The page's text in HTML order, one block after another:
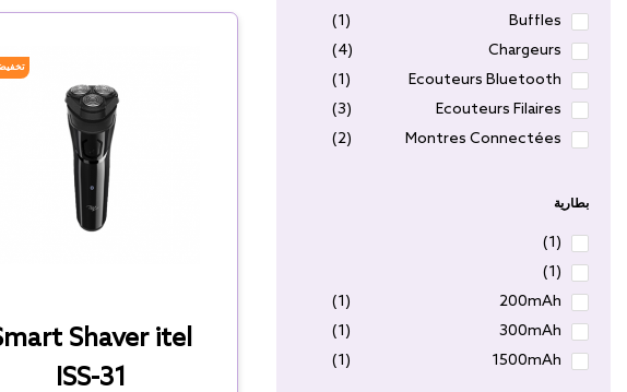
Buffles
(1)
Chargeurs
(4)
Ecouteurs Bluetooth
(1)
Ecouteurs Filaires
(3)
Montres Connectées
(2)
بطارية
(1)
(1)
200mAh
(1)
300mAh
(1)
1500mAh
(1)
Shaver itel
ISS-31